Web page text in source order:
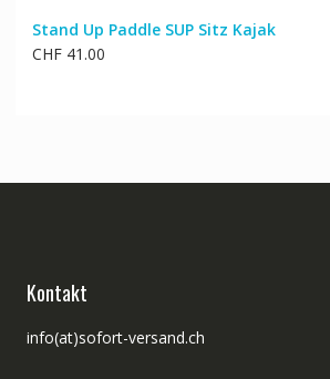
Stand Up Paddle SUP Sitz Kajak
CHF41.00
Kontakt
info(at)sofort-versand.ch